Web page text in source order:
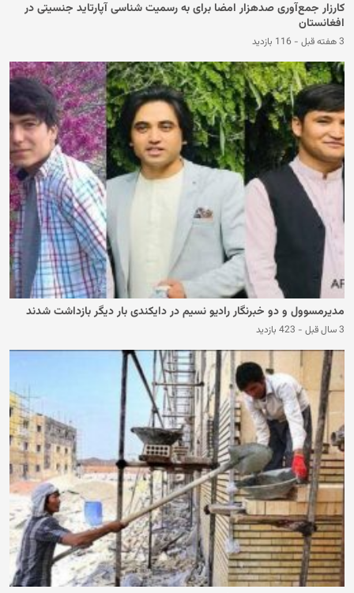
کارزار جمع‌آوری صدهزار امضا برای به رسمیت شناسی آپارتاید جنسیتی در
افغانستان
3 هفته قبل - 116 بازدید
مدیرمسوول و دو خبرنگار رادیو نسیم در دایکندی بار دیگر بازداشت شدند
3 سال قبل - 423 بازدید